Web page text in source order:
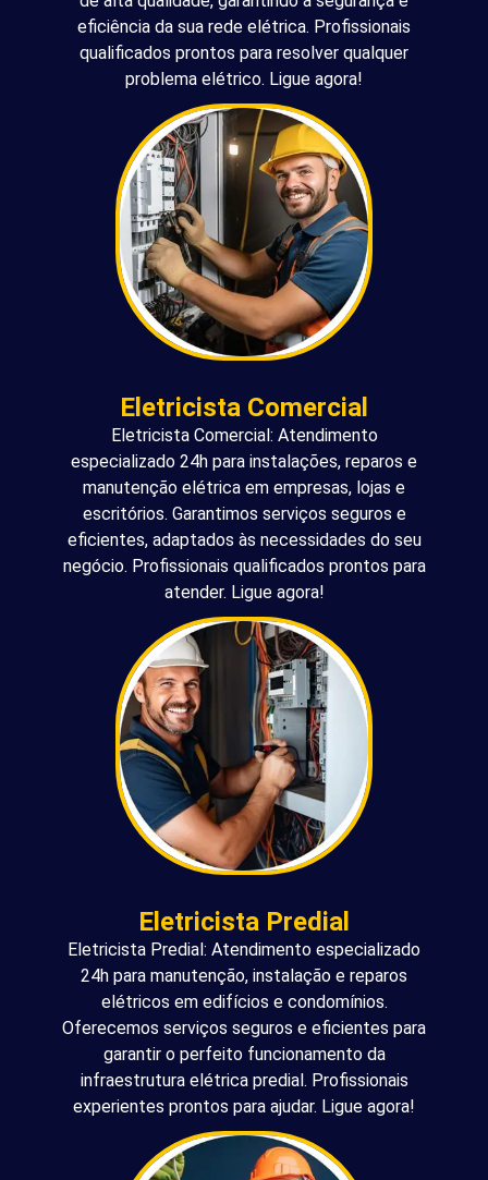
eficiência da sua rede elétrica. Profissionais
qualificados prontos para resolver qualquer
problema elétrico. Ligue agora!
Eletricista Comercial
Eletricista Comercial: Atendimento
especializado 24h para instalações, reparos e
manutenção elétrica em empresas, lojas e
escritórios. Garantimos serviços seguros e
eficientes, adaptados às necessidades do seu
negócio. Profissionais qualificados prontos para
atender. Ligue agora!
Eletricista Predial
Eletricista Predial: Atendimento especializado
24h para manutenção, instalação e reparos
elétricos em edifícios e condomínios.
Oferecemos serviços seguros e eficientes para
garantir o perfeito funcionamento da
infraestrutura elétrica predial. Profissionais
experientes prontos para ajudar. Ligue agora!